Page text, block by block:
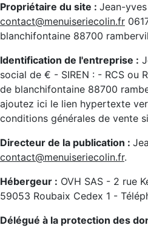
Propriétaire du site : Jean-
contact@menuiseriecolin.fr
blanchifontaine 88700
Identification de l'entreprise :
social de € - SIREN : - RCS ou
de blanchifontaine 88700
ajoutez ici le lien hypertexte
conditions générales de vente
Directeur de la publication :
contact@menuiseriecolin.fr.
Hébergeur : OVH SAS - 2 rue
59053 Roubaix Cedex 1 -
Délégué à la protection des